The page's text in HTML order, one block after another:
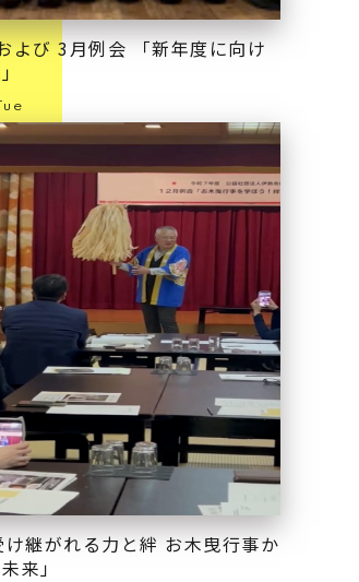
よび 3月例会 「新年度に向け
継がれる力と絆 お木曳行事か
来」